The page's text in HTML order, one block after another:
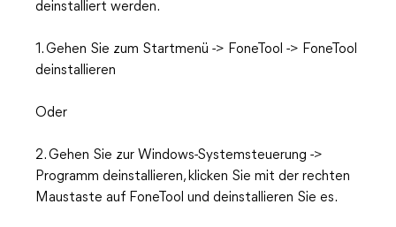
deinstalliert werden.
1. Gehen Sie zum Startmenü -> FoneTool -> FoneTool
deinstallieren
Oder
2. Gehen Sie zur Windows-Systemsteuerung ->
Programm deinstallieren, klicken Sie mit der rechten
Maustaste auf FoneTool und deinstallieren Sie es.